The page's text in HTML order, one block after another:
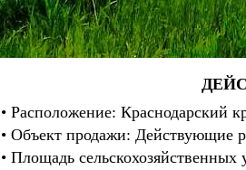
• Расположение: Краснодарский
• Объект продажи: Действующие
• Площадь сельскохозяйственных